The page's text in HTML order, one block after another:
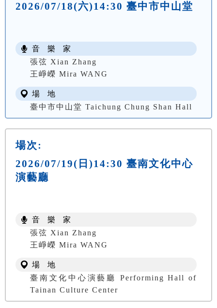
2026/07/18(六)14:30 臺中市中山堂
音 樂 家
張弦 Xian Zhang
王崢嶸 Mira WANG
場 地
臺中市中山堂 Taichung Chung Shan Hall
場次:
2026/07/19(日)14:30 臺南文化中心
演藝廳
音 樂 家
張弦 Xian Zhang
王崢嶸 Mira WANG
場 地
臺南文化中心演藝廳 Performing Hall of
Tainan Culture Center